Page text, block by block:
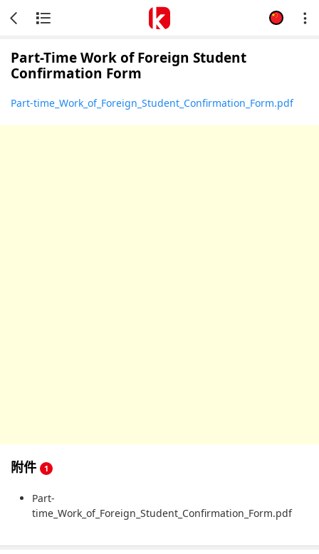
Part-Time Work of Foreign Student
Confirmation Form
Part-time_Work_of_Foreign_Student_Confirmation_Form.pdf
附件 1
Part-
time_Work_of_Foreign_Student_Confirmation_Form.pdf